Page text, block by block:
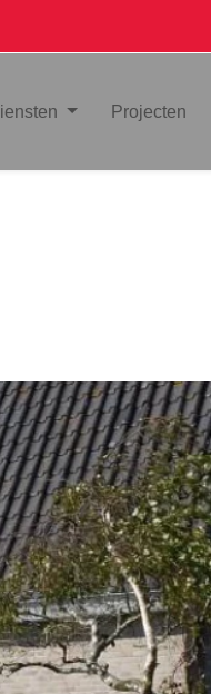
Projecten